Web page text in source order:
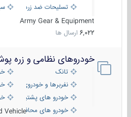
تسلیحات ضد زره
Army Gear & Equipment
6,022 ارسال ها
خودروهای نظامی و زره
تانک
نفربرها و خودروی های رزمی
خودرو های پشتیبانی آتش ،
خودرو های محافظت شده
Vehicle